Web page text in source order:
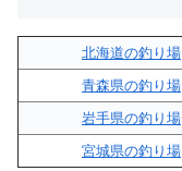
北海道の釣り場
青森県の釣り場
岩手県の釣り場
宮城県の釣り場